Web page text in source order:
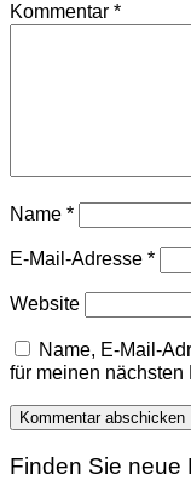
Kommentar *
Name *
E-Mail-Adresse *
Website
Name, E-Mail-
für meinen nächsten
Finden Sie neue